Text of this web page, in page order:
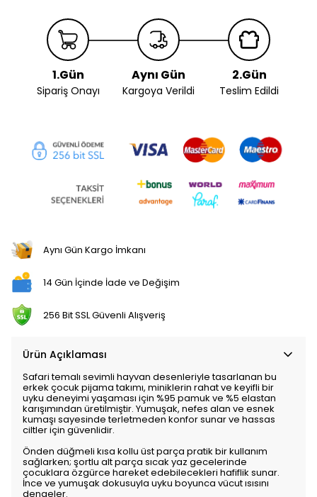
1.Gün
Sipariş Onayı
Aynı Gün
Kargoya Verildi
2.Gün
Teslim Edildi
Aynı Gün Kargo İmkanı
14 Gün İçinde İade ve Değişim
256 Bit SSL Güvenli Alışveriş
Ürün Açıklaması
Safari temalı sevimli hayvan desenleriyle tasarlanan bu
erkek çocuk pijama takımı, miniklerin rahat ve keyifli bir
uyku deneyimi yaşaması için %95 pamuk ve %5 elastan
karışımından üretilmiştir. Yumuşak, nefes alan ve esnek
kumaşı sayesinde terletmeden konfor sunar ve hassas
ciltler için güvenlidir.
Önden düğmeli kısa kollu üst parça pratik bir kullanım
sağlarken; şortlu alt parça sıcak yaz gecelerinde
çocuklara özgürce hareket edebilecekleri hafiflik sunar.
İnce ve yumuşak dokusuyla uyku boyunca vücut ısısını
dengeler.